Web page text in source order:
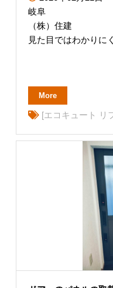
岐阜
（株）住建
見た目ではわかりに
More
[エコキュート リ